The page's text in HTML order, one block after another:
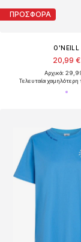
ΠΡΟΣΦΟΡΑ
O'NEILL
20,99 €
Αρχικά:
Τελευταία χαμηλότερη